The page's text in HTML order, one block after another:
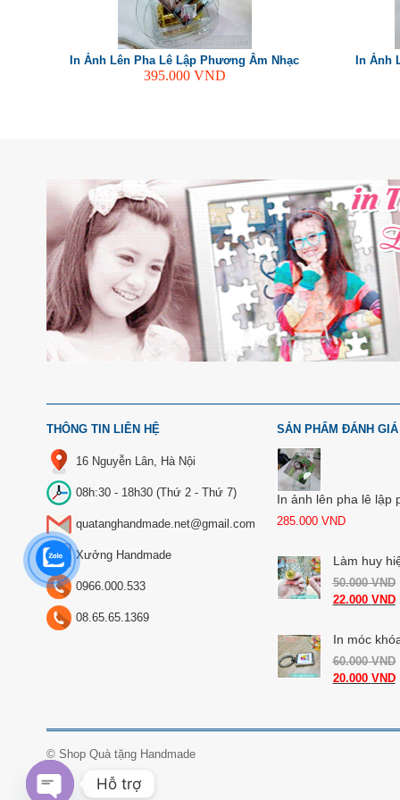
In Ảnh Lên Pha Lê Lập Phương Âm Nhạc
395.000 VND
In Ảnh
THÔNG TIN LIÊN HỆ
16 Nguyễn Lân, Hà Nội
08h:30 - 18h30 (Thứ 2 - Thứ 7)
quatanghandmade.net@gmail.com
Xưởng Handmade
0966.000.533
08.65.65.1369
SẢN PHẨM ĐÁNH
In ảnh lên pha lê lập
285.000 VND
Làm huy
50.000VND
22.000 VND
In móc
60.000VND
20.000 VND
© Shop Quà tặng Handmade
Hỗ trợ